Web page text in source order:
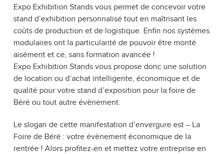
Expo Exhibition Stands vous permet de concevoir votre
stand d’exhibition personnalisé tout en maîtrisant les
coûts de production et de logistique. Enfin nos systèmes
modulaires ont la particularité de pouvoir être monté
aisément et ce, sans formation avancée !
Expo Exhibition Stands vous propose donc une solution
de location ou d’achat intelligente, économique et de
qualité pour votre stand d’exposition pour la foire de
Béré ou tout autre évènement.
Le slogan de cette manifestation d’envergure est – La
Foire de Béré : votre évènement économique de la
rentrée ! Alors profitez-en et mettez votre entreprise en